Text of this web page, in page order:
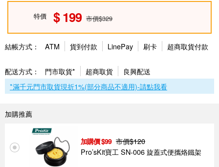
特價 199 市價$329
結帳方式： ATM 貨到付款 LinePay 刷卡 超商取貨付款
配送方式： 門市取貨* 超商取貨
良興配送
*滿千元門市取貨現折1%(部分商品不適用)-請點我看
加購推薦
99 市價$120
Pro’sKit寶工 SN-006 旋蓋式便攜烙鐵架